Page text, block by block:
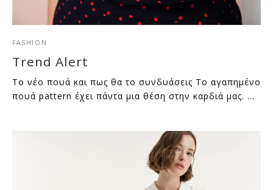
FASHION
Trend Alert
Το νέο πουά και πως θα το συνδυάσεις Το αγαπημένο
πουά pattern έχει πάντα μια θέση στην καρδιά μας. …